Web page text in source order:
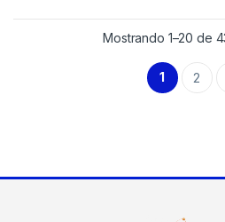
Mostrando 1–20 de
1 2